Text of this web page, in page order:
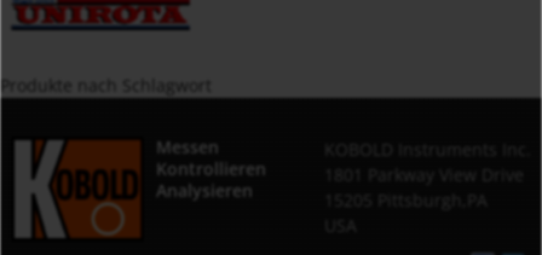
Produkte nach Schlagwort
Messen
Kontrollieren
Analysieren